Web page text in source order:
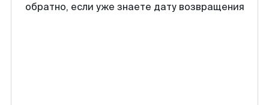
обратно, если уже знаете дату возвращения